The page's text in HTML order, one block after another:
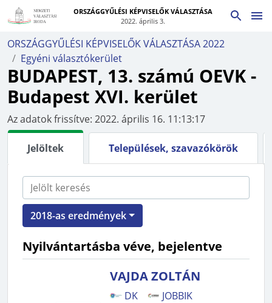
ORSZÁGGYŰLÉSI KÉPVISELŐK VÁLASZTÁSA
2022. április 3.
ORSZÁGGYŰLÉSI KÉPVISELŐK VÁLASZTÁSA 2022
Egyéni választókerület
BUDAPEST, 13. számú OEVK -
Budapest XVI. kerület
Az adatok frissítve: 2022. április 16. 11:13:17
Jelöltek Települések, szavazókörök
2018-as eredmények
Nyilvántartásba véve, bejelentve
VAJDA ZOLTÁN
DK
JOBBIK